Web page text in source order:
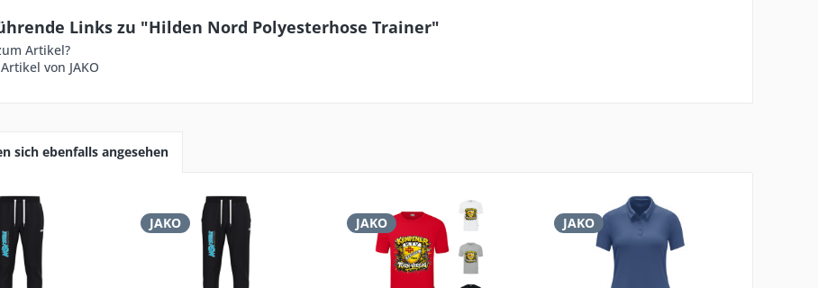
Links zu "Hilden Nord Polyesterhose Trainer"
Artikel?
von JAKO
sich ebenfalls angesehen
JAKO JAKO JAKO